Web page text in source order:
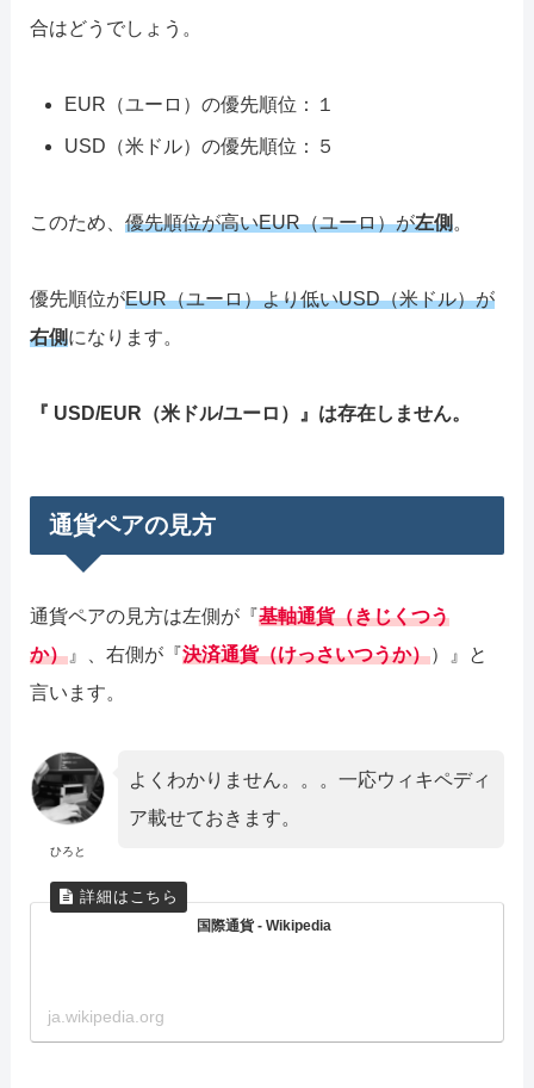
合はどうでしょう。
EUR（ユーロ）の優先順位：１
USD（米ドル）の優先順位：５
このため、 優先順位が高いEUR（ユーロ）が左側。
優先順位がEUR（ユーロ）より低いUSD（米ドル）が
右側になります。
『 USD/EUR（米ドル/ユーロ）』は存在しません。
通貨ペアの見方
通貨ペアの見方は左側が『基軸通貨（きじくつう
か）』、右側が『決済通貨（けっさいつうか））』と
言います。
ひろと
よくわかりません。。。一応ウィキペディ
ア載せておきます。
国際通貨 - Wikipedia
ja.wikipedia.org